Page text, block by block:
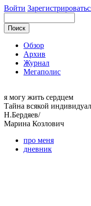
Войти
Обзор
Архив
Журнал
Мегаполис
я могу жить сердцем
Тайна всякой
Н.Бердяев/
Марина Козлович
про меня
дневник